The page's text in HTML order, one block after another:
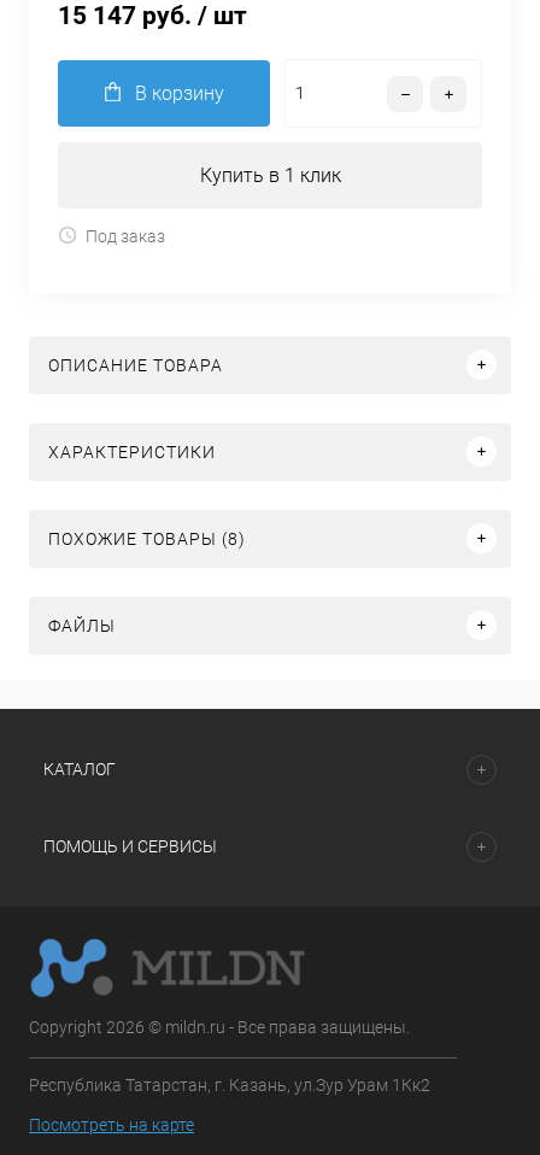
15 147 руб. / шт
В корзину
Купить в 1 клик
Под заказ
ОПИСАНИЕ ТОВАРА
ХАРАКТЕРИСТИКИ
ПОХОЖИЕ ТОВАРЫ (8)
ФАЙЛЫ
КАТАЛОГ
ПОМОЩЬ И СЕРВИСЫ
Copyright 2026 © mildn.ru - Все права защищены.
Республика Татарстан, г. Казань, ул.Зур Урам 1Кк2
Посмотреть на карте